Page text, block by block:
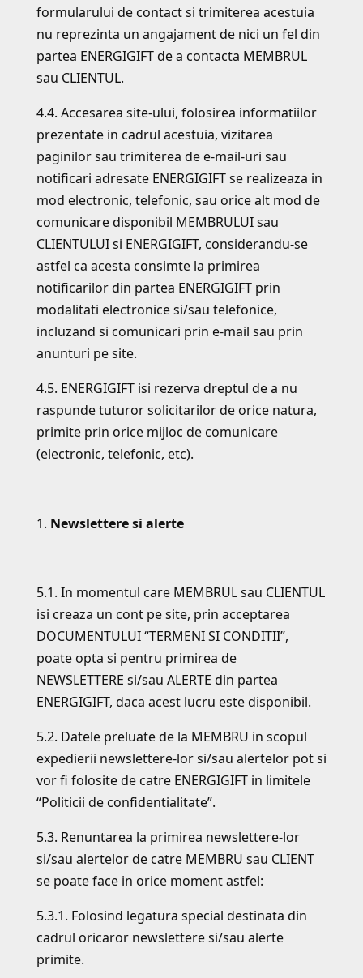
formularului de contact si trimiterea acestuia
nu reprezinta un angajament de nici un fel din
partea ENERGIGIFT de a contacta MEMBRUL
sau CLIENTUL.
4.4. Accesarea site-ului, folosirea informatiilor
prezentate in cadrul acestuia, vizitarea
paginilor sau trimiterea de e-mail-uri sau
notificari adresate ENERGIGIFT se realizeaza in
mod electronic, telefonic, sau orice alt mod de
comunicare disponibil MEMBRULUI sau
CLIENTULUI si ENERGIGIFT, considerandu-se
astfel ca acesta consimte la primirea
notificarilor din partea ENERGIGIFT prin
modalitati electronice si/sau telefonice,
incluzand si comunicari prin e-mail sau prin
anunturi pe site.
4.5. ENERGIGIFT isi rezerva dreptul de a nu
raspunde tuturor solicitarilor de orice natura,
primite prin orice mijloc de comunicare
(electronic, telefonic, etc).
Newslettere si alerte
5.1. In momentul care MEMBRUL sau CLIENTUL
isi creaza un cont pe site, prin acceptarea
DOCUMENTULUI “TERMENI SI CONDITII”,
poate opta si pentru primirea de
NEWSLETTERE si/sau ALERTE din partea
ENERGIGIFT, daca acest lucru este disponibil.
5.2. Datele preluate de la MEMBRU in scopul
expedierii newslettere-lor si/sau alertelor pot si
vor fi folosite de catre ENERGIGIFT in limitele
“Politicii de confidentialitate”.
5.3. Renuntarea la primirea newslettere-lor
si/sau alertelor de catre MEMBRU sau CLIENT
se poate face in orice moment astfel:
5.3.1. Folosind legatura special destinata din
cadrul oricaror newslettere si/sau alerte
primite.